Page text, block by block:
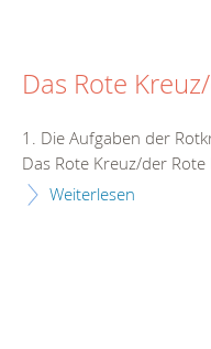
Das Rote
1. Die Aufgaben der
Das Rote Kreuz/der
Weiterlesen